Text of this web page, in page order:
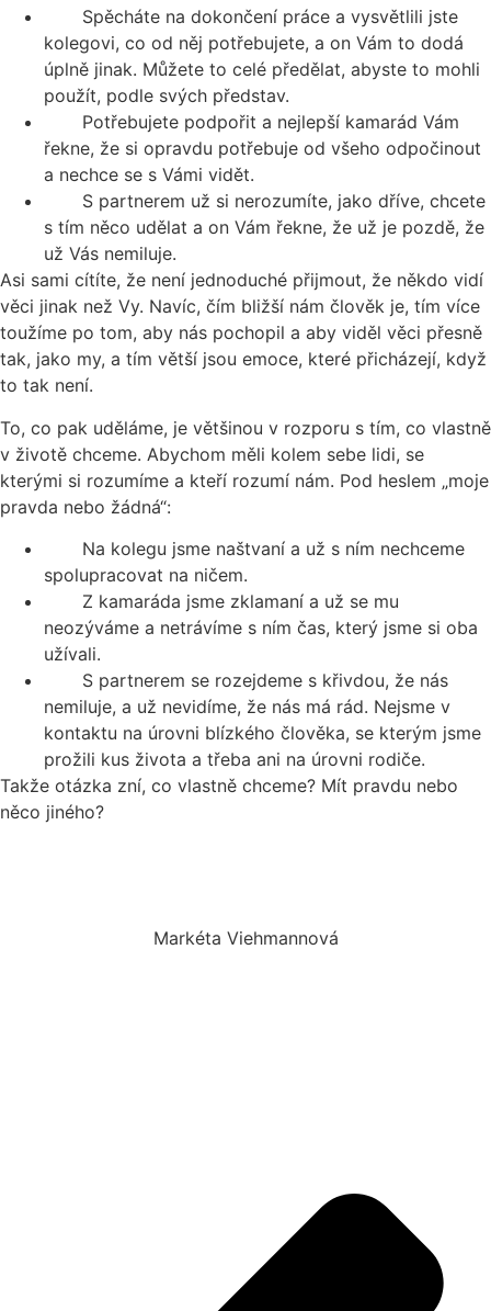
Spěcháte na dokončení práce a vysvětlili jste
kolegovi, co od něj potřebujete, a on Vám to dodá
úplně jinak. Můžete to celé předělat, abyste to mohli
použít, podle svých představ.
Potřebujete podpořit a nejlepší kamarád Vám
řekne, že si opravdu potřebuje od všeho odpočinout
a nechce se s Vámi vidět.
S partnerem už si nerozumíte, jako dříve, chcete
s tím něco udělat a on Vám řekne, že už je pozdě, že
už Vás nemiluje.
Asi sami cítíte, že není jednoduché přijmout, že někdo vidí
věci jinak než Vy. Navíc, čím bližší nám člověk je, tím více
toužíme po tom, aby nás pochopil a aby viděl věci přesně
tak, jako my, a tím větší jsou emoce, které přicházejí, když
to tak není.
To, co pak uděláme, je většinou v rozporu s tím, co vlastně
v životě chceme. Abychom měli kolem sebe lidi, se
kterými si rozumíme a kteří rozumí nám. Pod heslem „moje
pravda nebo žádná“:
Na kolegu jsme naštvaní a už s ním nechceme
spolupracovat na ničem.
Z kamaráda jsme zklamaní a už se mu
neozýváme a netrávíme s ním čas, který jsme si oba
užívali.
S partnerem se rozejdeme s křivdou, že nás
nemiluje, a už nevidíme, že nás má rád. Nejsme v
kontaktu na úrovni blízkého člověka, se kterým jsme
prožili kus života a třeba ani na úrovni rodiče.
Takže otázka zní, co vlastně chceme? Mít pravdu nebo
něco jiného?
Markéta Viehmannová